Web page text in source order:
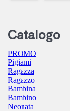
Catalogo
PROMO
Pigiami
Ragazza
Ragazzo
Bambina
Bambino
Neonata